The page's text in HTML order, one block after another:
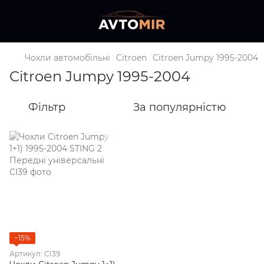
Чохли автомобільні Citroen Citroen Jumpy 1995-2004
Citroen Jumpy 1995-2004
Фільтр За популярністю
−15%
Артикул: CI39